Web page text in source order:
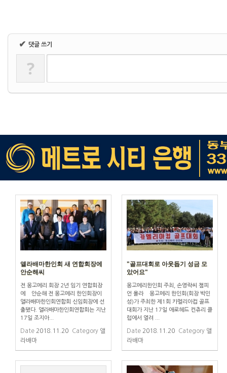
✔ 댓글 쓰기
?
앨라배마한인회 새 연합회장에
안순해씨
전 몽고메리 회장 2년 임기 연합회장
에 안순해 전 몽고메리 한인회장이
앨라배마한인회연합회 신임회장에 선
출됐다. 앨라배마한인회연합회는 지난
17일 조지아...
Date 2018.11.20 Category 앨
라배마
"골프대회로 아웃돕기 성금 모
았어요"
몽고메리한인회 주최, 손영락씨 챔피
언 올라 몽고메리 한인회(회장 박민
성)가 주최한 제1회 카멜리아컵 골프
대회가 지난 17일 애로헤드 컨츄리 클
럽에서 열려 ...
Date 2018.11.20 Category 앨
라배마